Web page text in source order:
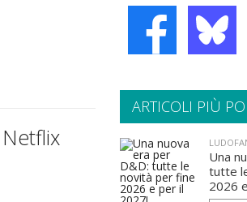
ARTICOLI PIÙ
Una
tutte
2026